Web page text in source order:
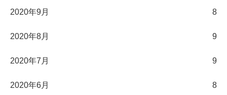
2020年9月 8
2020年8月 9
2020年7月 9
2020年6月 8